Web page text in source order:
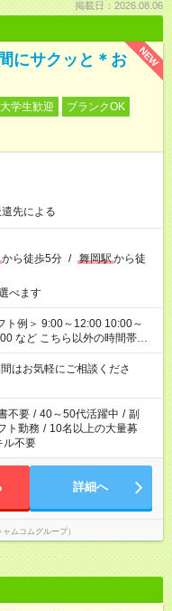
掲載日：2026.08.06
NEW
にサクッと＊お
大学生歓迎
ブランクOK
先による
から徒歩5分 / 舞岡駅から徒
べます
時間帯も
はお気軽にご相談くださ
不要 / 40～50代活躍中 / 副
ト勤務 / 10名以上の大量募
ル不要
詳細へ
ムコムグループ）